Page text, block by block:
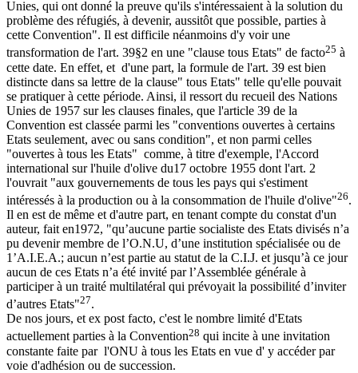
Unies, qui ont donné la preuve qu'ils s'intéressaient à la solution du
problème des réfugiés, à devenir, aussitôt que possible, parties à
cette Convention". Il est difficile néanmoins d'y voir une
transformation de l'art. 39§2 en une "clause tous Etats" de facto25 à
cette date. En effet, et d'une part, la formule de l'art. 39 est bien
distincte dans sa lettre de la clause" tous Etats" telle qu'elle pouvait
se pratiquer à cette période. Ainsi, il ressort du recueil des Nations
Unies de 1957 sur les clauses finales, que l'article 39 de la
Convention est classée parmi les "conventions ouvertes à certains
Etats seulement, avec ou sans condition", et non parmi celles
"ouvertes à tous les Etats" comme, à titre d'exemple, l'Accord
international sur l'huile d'olive du17 octobre 1955 dont l'art. 2
l'ouvrait "aux gouvernements de tous les pays qui s'estiment
intéressés à la production ou à la consommation de l'huile d'olive"26.
Il en est de même et d'autre part, en tenant compte du constat d'un
auteur, fait en1972, "qu’aucune partie socialiste des Etats divisés n’a
pu devenir membre de l’O.N.U, d’une institution spécialisée ou de
1’A.I.E.A.; aucun n’est partie au statut de la C.I.J. et jusqu’à ce jour
aucun de ces Etats n’a été invité par l’Assemblée générale à
participer à un traité multilatéral qui prévoyait la possibilité d’inviter
d’autres Etats"27.
De nos jours, et ex post facto, c'est le nombre limité d'Etats
actuellement parties à la Convention28 qui incite à une invitation
constante faite par l'ONU à tous les Etats en vue d' y accéder par
voie d'adhésion ou de succession.